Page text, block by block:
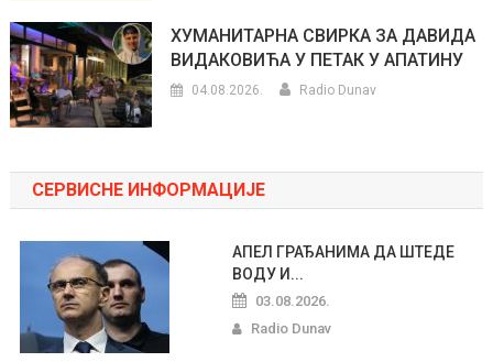
ХУМАНИТАРНА СВИРКА ЗА ДАВИДА
ВИДАКОВИЋА У ПЕТАК У АПАТИНУ
04.08.2026. Radio Dunav
СЕРВИСНЕ ИНФОРМАЦИЈЕ
АПЕЛ ГРАЂАНИМА ДА ШТЕДЕ
ВОДУ И...
03.08.2026.
Radio Dunav